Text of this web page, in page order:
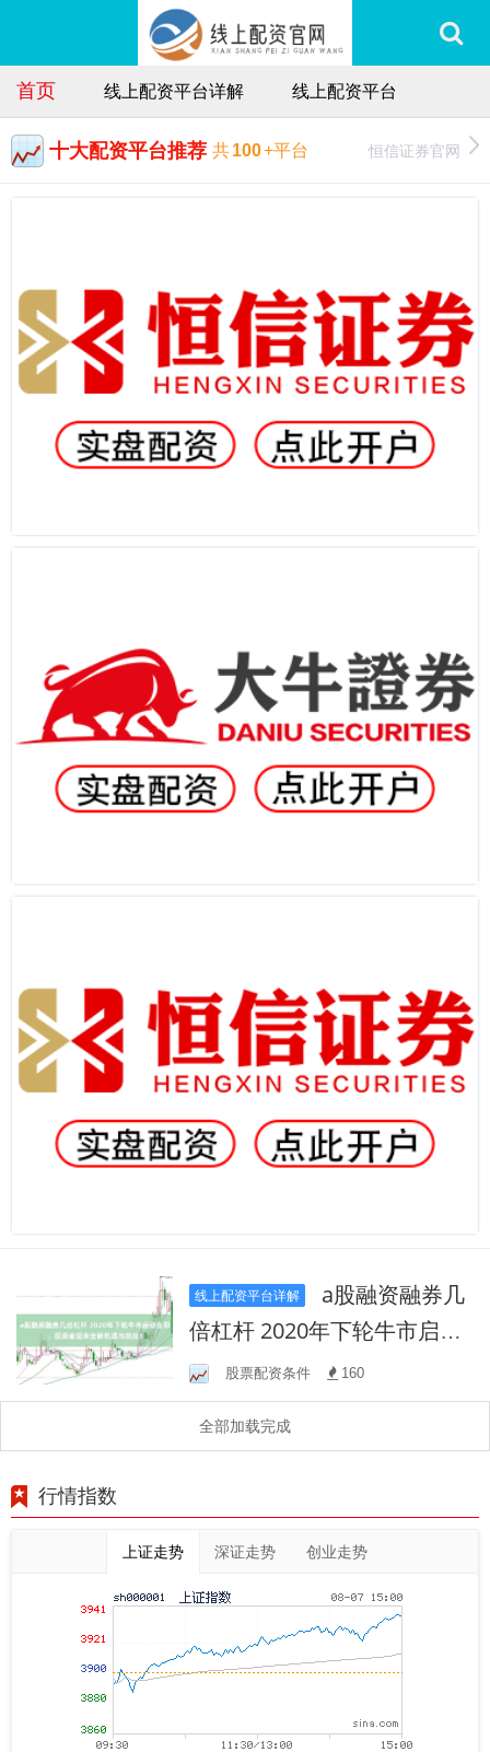
首页 线上配资平台详解 线上配资平台
十大配资平台推荐 共100+平台 恒信证券官网
线上配资平台详解
倍杠杆 2020年下轮牛市启动
在即，投资者迎来全新机遇
与挑战！
股票配资条件 160
全部加载完成
行情指数
上证走势 深证走势 创业走势